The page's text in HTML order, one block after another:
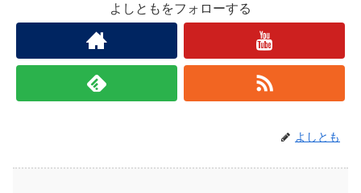
よしともをフォローする
よしとも